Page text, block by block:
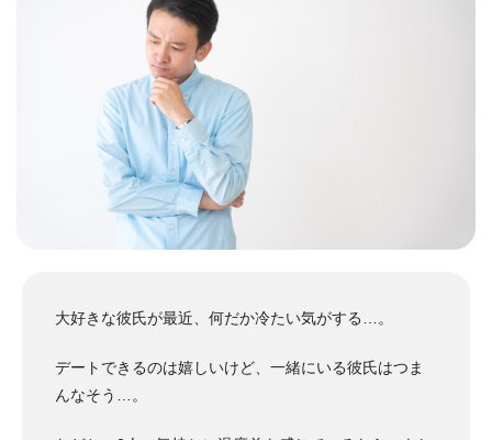
大好きな彼氏が最近、何だか冷たい気がする…。
デートできるのは嬉しいけど、一緒にいる彼氏はつま
んなそう…。